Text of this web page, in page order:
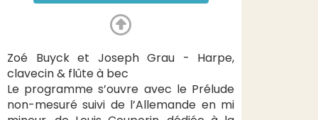
Zoé Buyck et Joseph Grau - Harpe,
clavecin & flûte à bec
Le programme s’ouvre avec le Prélude
non-mesuré suivi de l’Allemande en mi